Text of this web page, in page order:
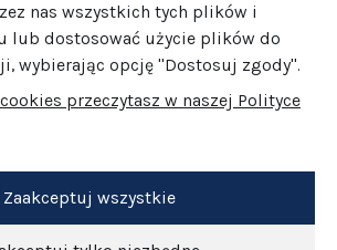
nas wszystkich tych plików i
lub dostosować użycie plików do
wybierając opcję "Dostosuj zgody".
przeczytasz w naszej Polityce
Zaakceptuj wszystkie